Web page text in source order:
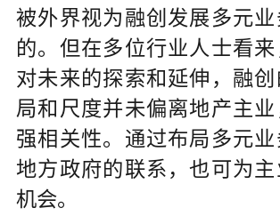
被外界视为融创发展多元业
的。但在多位行业人士看
对未来的探索和延伸，融
局和尺度并未偏离地产主
强相关性。通过布局多元
地方政府的联系，也可为
机会。